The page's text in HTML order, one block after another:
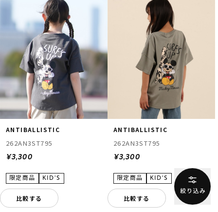
ANTIBALLISTIC
262AN3ST795
¥3,300
比較する
ANTIBALLISTIC
262AN3ST795
¥3,300
比較する